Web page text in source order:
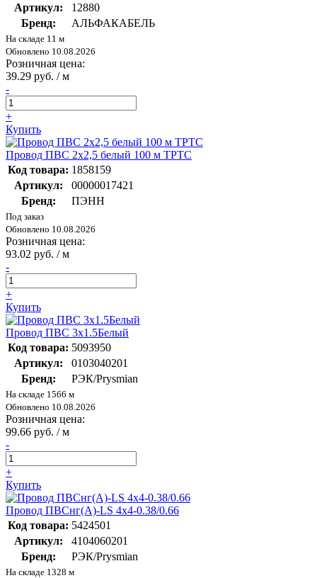
Артикул:
12880
Бренд:
АЛЬФАКАБЕЛЬ
На складе 11 м
Обновлено 10.08.2026
Розничная цена:
39.29 руб. / м
-
+
Купить
Провод ПВС 2х2,5 белый 100 м ТРТС
Код товара: 1858159
Артикул:
00000017421
Бренд:
ПЭНН
Под заказ
Обновлено 10.08.2026
Розничная цена:
93.02 руб. / м
-
+
Купить
Провод ПВС 3х1.5Белый
Код товара: 5093950
Артикул:
0103040201
Бренд:
РЭК/Prysmian
На складе 1566 м
Обновлено 10.08.2026
Розничная цена:
99.66 руб. / м
-
+
Купить
Провод ПВСнг(А)-LS 4х4-0.38/0.66
Код товара: 5424501
Артикул:
4104060201
Бренд:
РЭК/Prysmian
На складе 1328 м